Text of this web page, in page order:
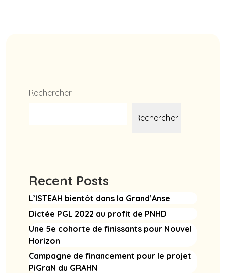
Rechercher
Rechercher
Recent Posts
L’ISTEAH bientôt dans la Grand’Anse
Dictée PGL 2022 au profit de PNHD
Une 5e cohorte de finissants pour Nouvel
Horizon
Campagne de financement pour le projet
PiGraN du GRAHN